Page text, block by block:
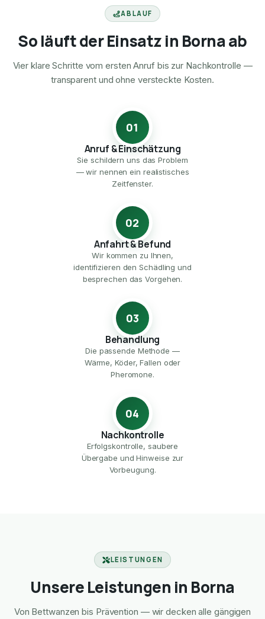
ABLAUF
So läuft der Einsatz in Borna ab
Vier klare Schritte vom ersten Anruf bis zur Nachkontrolle —
transparent und ohne versteckte Kosten.
01
Anruf & Einschätzung
Sie schildern uns das Problem
— wir nennen ein realistisches
Zeitfenster.
02
Anfahrt & Befund
Wir kommen zu Ihnen,
identifizieren den Schädling und
besprechen das Vorgehen.
03
Behandlung
Die passende Methode —
Wärme, Köder, Fallen oder
Pheromone.
04
Nachkontrolle
Erfolgskontrolle, saubere
Übergabe und Hinweise zur
Vorbeugung.
LEISTUNGEN
Unsere Leistungen in Borna
Von Bettwanzen bis Prävention — wir decken alle gängigen